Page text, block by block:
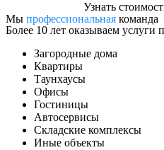
Узнать
Мы профессиональная команда
Более 10 лет оказываем
Загородные дома
Квартиры
Таунхаусы
Офисы
Гостиницы
Автосервисы
Складские комплексы
Иные объекты